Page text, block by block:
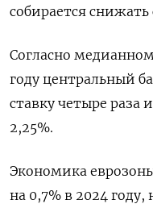
собирается снижать
Согласно
году центральный
ставку четыре раза
2,25%.
Экономика
на 0,7% в 2024 году,